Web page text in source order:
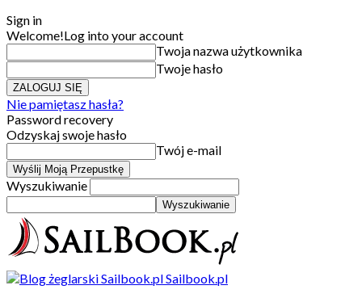
Sign in
Welcome!Log into your account
Twoja nazwa użytkownika
Twoje hasło
Nie pamiętasz hasła?
Password recovery
Odzyskaj swoje hasło
Twój e-mail
Wyszukiwanie
Sailbook.pl